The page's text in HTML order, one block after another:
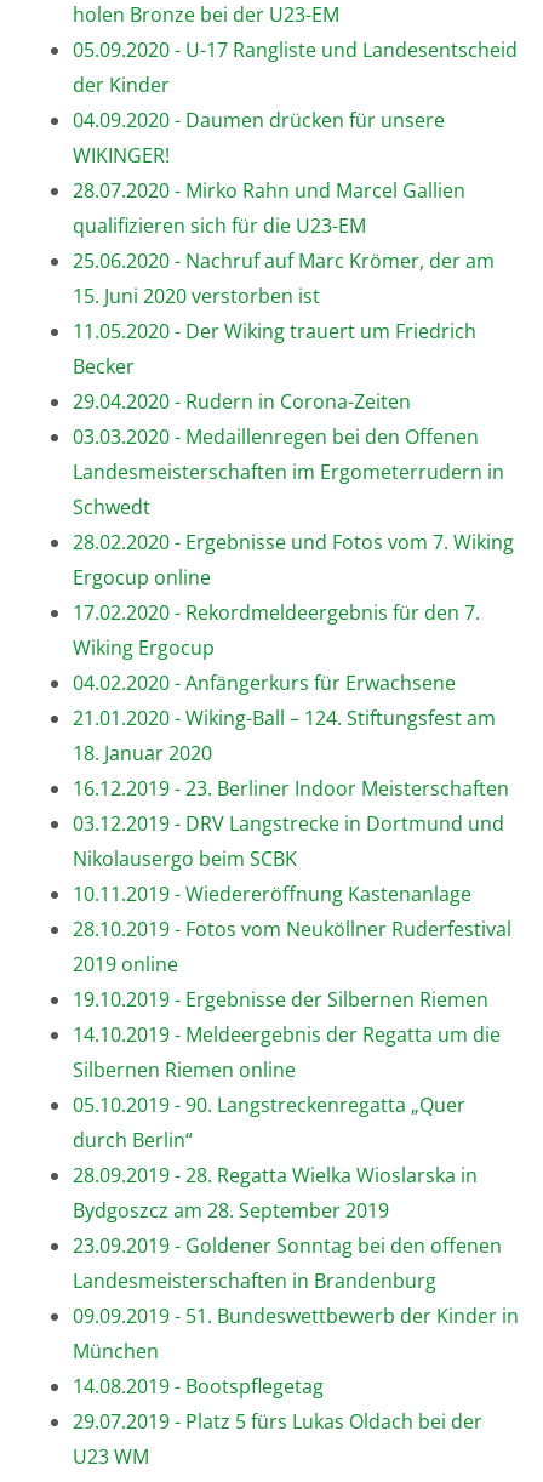
holen Bronze bei der U23-EM
05.09.2020 - U-17 Rangliste und Landesentscheid
der Kinder
04.09.2020 - Daumen drücken für unsere
WIKINGER!
28.07.2020 - Mirko Rahn und Marcel Gallien
qualifizieren sich für die U23-EM
25.06.2020 - Nachruf auf Marc Krömer, der am
15. Juni 2020 verstorben ist
11.05.2020 - Der Wiking trauert um Friedrich
Becker
29.04.2020 - Rudern in Corona-Zeiten
03.03.2020 - Medaillenregen bei den Offenen
Landesmeisterschaften im Ergometerrudern in
Schwedt
28.02.2020 - Ergebnisse und Fotos vom 7. Wiking
Ergocup online
17.02.2020 - Rekordmeldeergebnis für den 7.
Wiking Ergocup
04.02.2020 - Anfängerkurs für Erwachsene
21.01.2020 - Wiking-Ball – 124. Stiftungsfest am
18. Januar 2020
16.12.2019 - 23. Berliner Indoor Meisterschaften
03.12.2019 - DRV Langstrecke in Dortmund und
Nikolausergo beim SCBK
10.11.2019 - Wiedereröffnung Kastenanlage
28.10.2019 - Fotos vom Neuköllner Ruderfestival
2019 online
19.10.2019 - Ergebnisse der Silbernen Riemen
14.10.2019 - Meldeergebnis der Regatta um die
Silbernen Riemen online
05.10.2019 - 90. Langstreckenregatta „Quer
durch Berlin“
28.09.2019 - 28. Regatta Wielka Wioslarska in
Bydgoszcz am 28. September 2019
23.09.2019 - Goldener Sonntag bei den offenen
Landesmeisterschaften in Brandenburg
09.09.2019 - 51. Bundeswettbewerb der Kinder in
München
14.08.2019 - Bootspflegetag
29.07.2019 - Platz 5 fürs Lukas Oldach bei der
U23 WM